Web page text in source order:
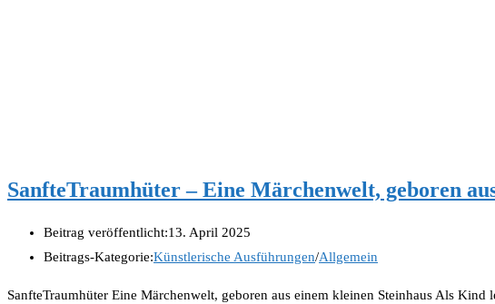
SanfteTraumhüter – Eine Märchenwelt, geboren
Beitrag veröffentlicht:13. April 2025
Beitrags-Kategorie:Künstlerische Ausführungen/Allgemein
SanfteTraumhüter Eine Märchenwelt, geboren aus einem kleinen Steinhaus Als